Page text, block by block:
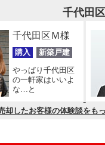
千代田
千代田区Ｍ様
購入 新築戸建
やっぱり千代田区
の一軒家はいいよ
な…と
却したお客様の体験談をも